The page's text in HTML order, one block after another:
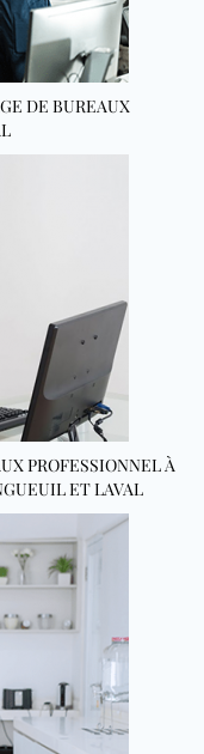
DE BUREAUX
PROFESSIONNEL À
ET LAVAL